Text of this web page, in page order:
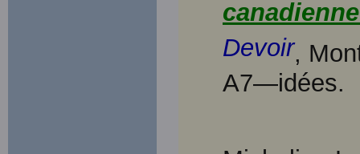
Devoir,
A7—idées.